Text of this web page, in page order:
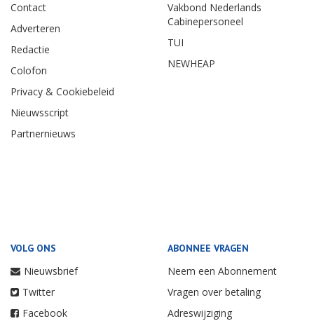
Contact
Adverteren
Redactie
Colofon
Privacy & Cookiebeleid
Nieuwsscript
Partnernieuws
Vakbond Nederlands
Cabinepersoneel
TUI
NEWHEAP
VOLG ONS
Nieuwsbrief
Twitter
Facebook
ABONNEE VRAGEN
Neem een Abonnement
Vragen over betaling
Adreswijziging